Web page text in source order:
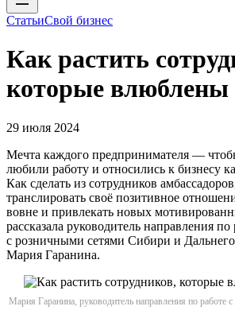
СтатьиСвой бизнес
Как растить
которые влюблены
29 июля 2024
Мечта каждого предпринимателя —
любили работу и относились к бизнесу
Как сделать из сотрудников
транслировать своё позитивное
вовне и привлекать новых
рассказала руководитель направления по
с розничными сетями Сибири и
Мария Гаранина.
Мария Гаранина, руководитель направления по работе